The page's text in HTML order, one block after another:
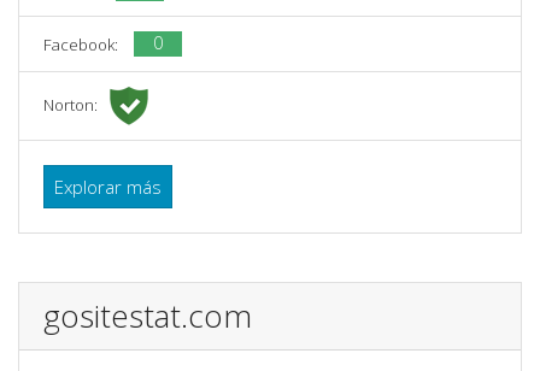
Facebook: 0
Norton:
Explorar más
gositestat.com